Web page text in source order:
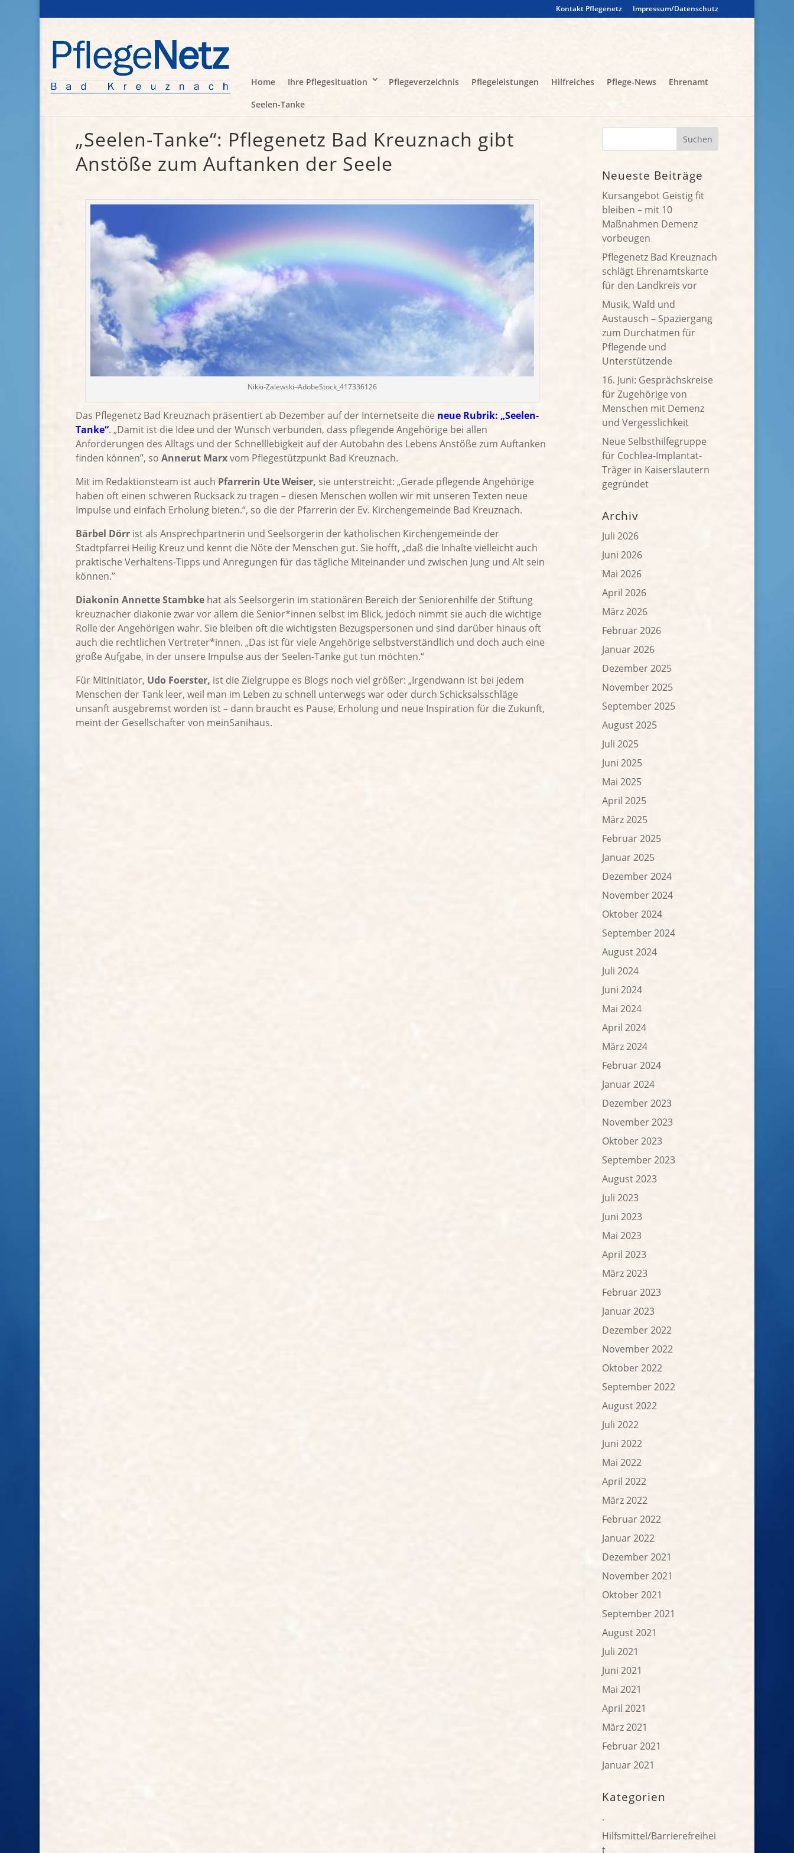
Kontakt Pflegenetz Impressum/Datenschutz
Home Ihre Pflegesituation Pflegeverzeichnis Pflegeleistungen Hilfreiches Pflege-News
Ehrenamt
Seelen-Tanke
„Seelen-Tanke“: Pflegenetz Bad Kreuznach gibt
Anstöße zum Auftanken der Seele
Nikki-Zalewski–AdobeStock_417336126
Das Pflegenetz Bad Kreuznach präsentiert ab Dezember auf der Internetseite die neue Rubrik: „Seelen-
Tanke“. „Damit ist die Idee und der Wunsch verbunden, dass pflegende Angehörige bei allen
Anforderungen des Alltags und der Schnelllebigkeit auf der Autobahn des Lebens Anstöße zum Auftanken
finden können”, so Annerut Marxvom Pflegestützpunkt Bad Kreuznach.
Mit im Redaktionsteam ist auch Pfarrerin Ute Weiser, sie unterstreicht: „Gerade pflegende Angehörige
haben oft einen schweren Rucksack zu tragen – diesen Menschen wollen wir mit unseren Texten neue
Impulse und einfach Erholung bieten.“, so die der Pfarrerin der Ev. Kirchengemeinde Bad Kreuznach.
Bärbel Dörr ist als Ansprechpartnerin und Seelsorgerin der katholischen Kirchengemeinde der
Stadtpfarrei Heilig Kreuz und kennt die Nöte der Menschen gut. Sie hofft, „daß die Inhalte vielleicht auch
praktische Verhaltens-Tipps und Anregungen für das tägliche Miteinander und zwischen Jung und Alt sein
können.”
Diakonin Annette Stambke hat als Seelsorgerin im stationären Bereich der Seniorenhilfe der Stiftung
kreuznacher diakonie zwar vor allem die Senior*innen selbst im Blick, jedoch nimmt sie auch die wichtige
Rolle der Angehörigen wahr. Sie bleiben oft die wichtigsten Bezugspersonen und sind darüber hinaus oft
auch die rechtlichen Vertreter*innen. „Das ist für viele Angehörige selbstverständlich und doch auch eine
große Aufgabe, in der unsere Impulse aus der Seelen-Tanke gut tun möchten.“
Für Mitinitiator, Udo Foerster, ist die Zielgruppe es Blogs noch viel größer: „Irgendwann ist bei jedem
Menschen der Tank leer, weil man im Leben zu schnell unterwegs war oder durch Schicksalsschläge
unsanft ausgebremst worden ist – dann braucht es Pause, Erholung und neue Inspiration für die Zukunft,
meint der Gesellschafter von meinSanihaus.
Neueste Beiträge
Kursangebot Geistig fit
bleiben – mit 10
Maßnahmen Demenz
vorbeugen
Pflegenetz Bad Kreuznach
schlägt Ehrenamtskarte
für den Landkreis vor
Musik, Wald und
Austausch – Spaziergang
zum Durchatmen für
Pflegende und
Unterstützende
16. Juni: Gesprächskreise
für Zugehörige von
Menschen mit Demenz
und Vergesslichkeit
Neue Selbsthilfegruppe
für Cochlea-Implantat-
Träger in Kaiserslautern
gegründet
Archiv
Juli 2026
Juni 2026
Mai 2026
April 2026
März 2026
Februar 2026
Januar 2026
Dezember 2025
November 2025
September 2025
August 2025
Juli 2025
Juni 2025
Mai 2025
April 2025
März 2025
Februar 2025
Januar 2025
Dezember 2024
November 2024
Oktober 2024
September 2024
August 2024
Juli 2024
Juni 2024
Mai 2024
April 2024
März 2024
Februar 2024
Januar 2024
Dezember 2023
November 2023
Oktober 2023
September 2023
August 2023
Juli 2023
Juni 2023
Mai 2023
April 2023
März 2023
Februar 2023
Januar 2023
Dezember 2022
November 2022
Oktober 2022
September 2022
August 2022
Juli 2022
Juni 2022
Mai 2022
April 2022
März 2022
Februar 2022
Januar 2022
Dezember 2021
November 2021
Oktober 2021
September 2021
August 2021
Juli 2021
Juni 2021
Mai 2021
April 2021
März 2021
Februar 2021
Januar 2021
Kategorien
.
Hilfsmittel/Barrierefreihei
t